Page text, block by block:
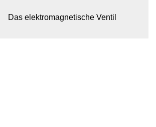
Das elektromagnetische Ventil